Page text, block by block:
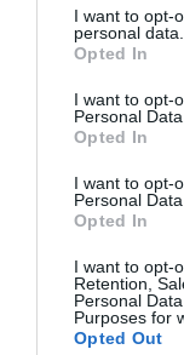
not limited to your
grant or deny
use your data for
consent section.
I want to opt-
personal data.
Opted In
I want to opt-
Personal Data.
Opted In
I want to opt-
Personal
Opted In
I want to opt-
Retention,
Personal
Purposes for
Opted Out
Ψεκαστήρας
υλικών 19411
delta tec 2 nbr
epoca